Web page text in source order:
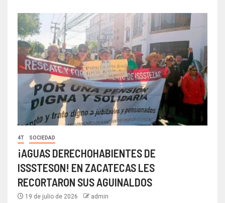
4T SOCIEDAD
¡AGUAS DERECHOHABIENTES DE
ISSSTESON! EN ZACATECAS LES
RECORTARON SUS AGUINALDOS
19 de julio de 2026 admin